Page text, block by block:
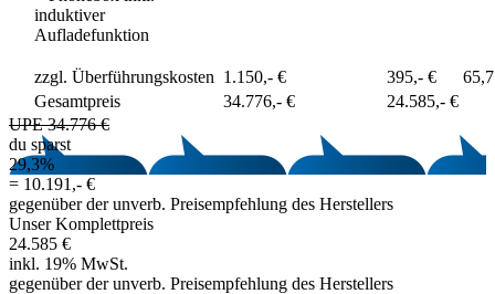
induktiver
Aufladefunktion
zzgl. Überführungskosten 1.150,- € 395,- €
Gesamtpreis
34.776,- €
24.585,- €
UPE 34.776 €
du sparst
29,3%
= 10.191,- €
gegenüber der unverb. Preisempfehlung des Herstellers
Unser Komplettpreis
24.585 €
inkl. 19% MwSt.
gegenüber der unverb. Preisempfehlung des Herstellers